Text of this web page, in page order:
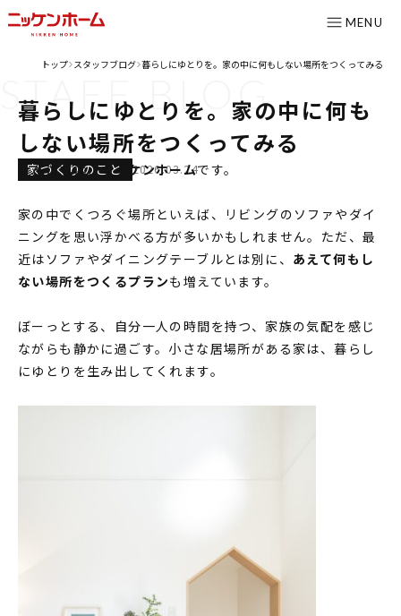
MENU
コンセプト
ニッケンホームの強み
耐震/耐火性能
アフターメンテナンス
グレード紹介
こだわりのダイニング設計室
ゆとりの暮らし研究所
住まいづくりのコラム
お客様の声
トップ
>
スタッフブログ 暮らしにゆとりを。家の中に何もしない場所をつくってみる
暮らしにゆとりを。家の中に何も
しない場所をつくってみる
STAFF BLOG
家づくりのこと 2026.03.24
こんにちは、ニッケンホームです。
家の中でくつろぐ場所といえば、リビングのソファやダイ
ニングを思い浮かべる方が多いかもしれません。ただ、最
近はソファやダイニングテーブルとは別に、 あえて何もし
ない場所をつくるプランも増えています。
ぼーっとする、自分一人の時間を持つ、家族の気配を感じ
ながらも静かに過ごす。小さな居場所がある家は、暮らし
にゆとりを生み出してくれます。